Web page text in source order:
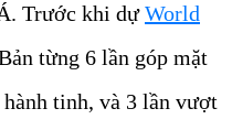
Trước khi dựWorld
từng 6 lần góp mặt
tinh, và 3 lần vượt